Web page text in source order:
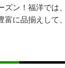
ズン！福洋では
富に品揃えして